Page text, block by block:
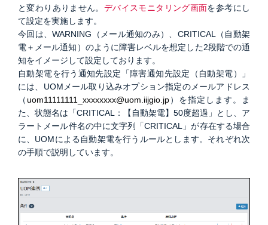
と変わりありません。 デバイスモニタリング画面を参考にし
て設定を実施します。
今回は、WARNING（メール通知のみ）、CRITICAL（自動架
電＋メール通知）のように障害レベルを想定した2段階での通
知をイメージして設定しております。
自動架電を行う通知先設定「障害通知先設定（自動架電）」
には、UOMメール取り込みオプション指定のメールアドレス
（uom11111111_xxxxxxxx@uom.iijgio.jp）を指定します。ま
た、状態名は「CRITICAL：【自動架電】50度超過」とし、ア
ラートメール件名の中に文字列「CRITICAL」が存在する場合
に、UOMによる自動架電を行うルールとします。それぞれ次
の手順で説明しています。